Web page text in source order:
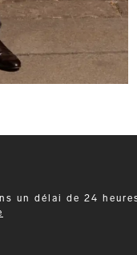
un délai de 24